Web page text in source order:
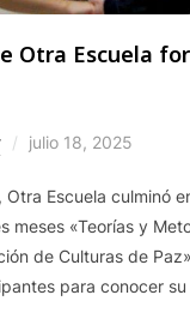
Otra Escuela
julio 18, 2025
Otra Escuela culminó
meses «Teorías y
de Culturas de
para conocer